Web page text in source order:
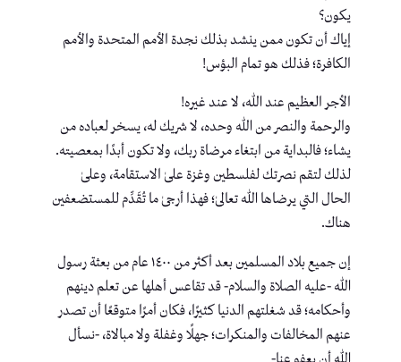
يكون؟
إياك أن تكون ممن ينشد بذلك نجدة الأمم المتحدة والأمم
الكافرة؛ فذلك هو تمام البؤس!
الأجر العظيم عند الله، لا عند غيره!
والرحمة والنصر من الله وحده، لا شريك له، يسخر لعباده من
يشاء؛ فالبداية من ابتغاء مرضاة ربك، ولا تكون أبدًا بمعصيته.
لذلك لتقم نصرتك لفلسطين وغزة علىٰ الاستقامة، وعلىٰ
الحال التي يرضاها الله تعالىٰ؛ فهذا أرجىٰ ما تُقَدِّم للمستضعفين
هناك.
إن جميع بلاد المسلمين بعد أكثر من ١٤٠٠ عام من بعثة رسول
الله -عليه الصلاة والسلام- قد تقاعس أهلها عن تعلم دينهم
وأحكامه؛ قد شغلتهم الدنيا كثيرًا، فكان أمرًا متوقعًا أن تصدر
عنهم المخالفات والمنكرات؛ جهلًا وغفلة ولا مبالاة، -نسأل
الله أن يعفو عنا-